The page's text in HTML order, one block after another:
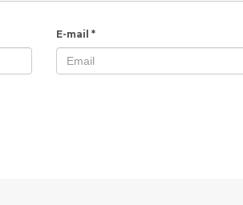
E-mail *